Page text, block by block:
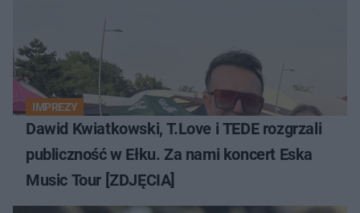
IMPREZY
Dawid Kwiatkowski, T.Love i TEDE rozgrzali
publiczność w Ełku. Za nami koncert Eska
Music Tour [ZDJĘCIA]